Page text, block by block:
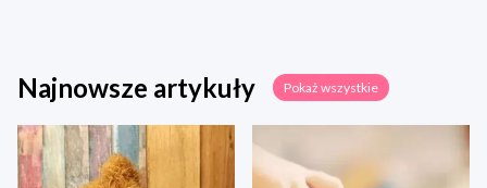
Najnowsze artykuły Pokaż wszystkie